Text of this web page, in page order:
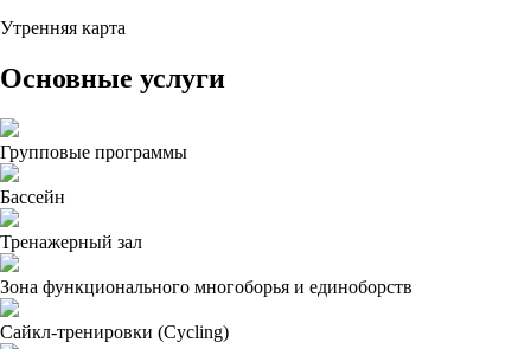
Утренняя карта
Основные услуги
Групповые программы
Бассейн
Тренажерный зал
Зона функционального многоборья и единоборств
Сайкл-тренировки (Cycling)